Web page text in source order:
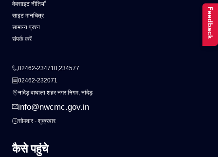
वेबसाइट नीतियाँ
साइट मानचित्र
सामान्य प्रश्न
संपर्क करें
02462-234710,234577
02462-232071
नांदेड़ वाघाला शहर नगर निगम, नांदेड़
info@nwcmc.gov.in
सोमवार - शुक्रवार
कैसे पहुंचे
Feedback